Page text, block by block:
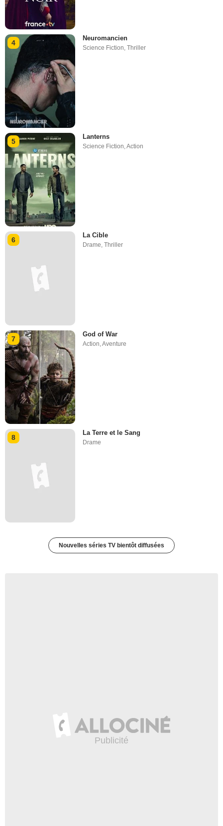
4
Neuromancien
Science Fiction ,Thriller
5
Lanterns
Science Fiction,Action
6
La Cible
Drame,Thriller
7
God of War
Action ,Aventure
8
La Terre et le Sang
Drame
Nouvelles séries TV bientôt diffusées